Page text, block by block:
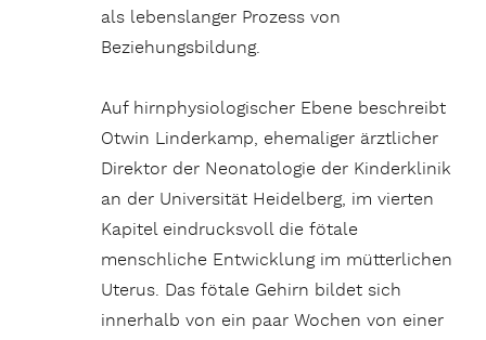
als lebenslanger Prozess von
Beziehungsbildung.
Auf hirnphysiologischer Ebene beschreibt
Otwin Linderkamp, ehemaliger ärztlicher
Direktor der Neonatologie der Kinderklinik
an der Universität Heidelberg, im vierten
Kapitel eindrucksvoll die fötale
menschliche Entwicklung im mütterlichen
Uterus. Das fötale Gehirn bildet sich
innerhalb von ein paar Wochen von einer